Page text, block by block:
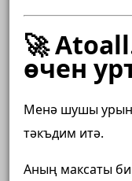
🚀
өчен
Менә шушы
тәкъдим итә.
Аның максаты